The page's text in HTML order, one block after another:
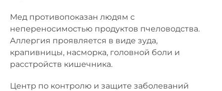
Мед противопоказан людям с
непереносимостью продуктов пчеловодства.
Аллергия проявляется в виде зуда,
крапивницы, насморка, головной боли и
расстройств кишечника.
Центр по контролю и защите заболеваний